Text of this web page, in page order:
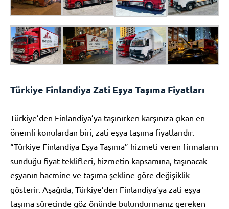
Türkiye Finlandiya Zati Eşya Taşıma Fiyatları
Türkiye’den Finlandiya’ya taşınırken karşınıza çıkan en
önemli konulardan biri, zati eşya taşıma fiyatlarıdır.
“Türkiye Finlandiya Eşya Taşıma” hizmeti veren firmaların
sunduğu fiyat teklifleri, hizmetin kapsamına, taşınacak
eşyanın hacmine ve taşıma şekline göre değişiklik
gösterir. Aşağıda, Türkiye’den Finlandiya’ya zati eşya
taşıma sürecinde göz önünde bulundurmanız gereken